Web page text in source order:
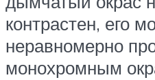
контрастен, его
неравномерно
монохромным